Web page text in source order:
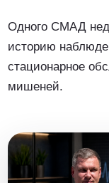
Одного СМАД
историю
стационарное
мишеней.